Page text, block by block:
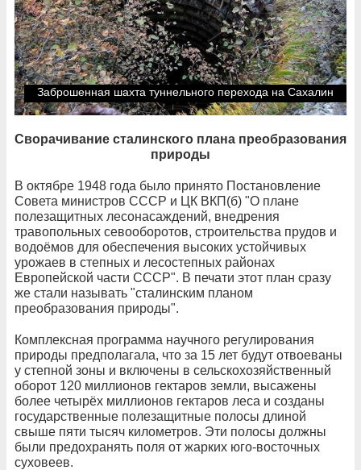
Заброшенная шахта туннельного перехода на Сахалин
Сворачивание сталинского плана преобразования
природы
В октябре 1948 года было принято Постановление
Совета министров СССР и ЦК ВКП(б) "О плане
полезащитных лесонасаждений, внедрения
травопольных севооборотов, строительства прудов и
водоёмов для обеспечения высоких устойчивых
урожаев в степных и лесостепных районах
Европейской части СССР". В печати этот план сразу
же стали называть "сталинским планом
преобразования природы".
Комплексная программа научного регулирования
природы предполагала, что за 15 лет будут отвоеваны
у степной зоны и включены в сельскохозяйственный
оборот 120 миллионов гектаров земли, высажены
более четырёх миллионов гектаров леса и созданы
государственные полезащитные полосы длиной
свыше пяти тысяч километров. Эти полосы должны
были предохранять поля от жарких юго-восточных
суховеев.